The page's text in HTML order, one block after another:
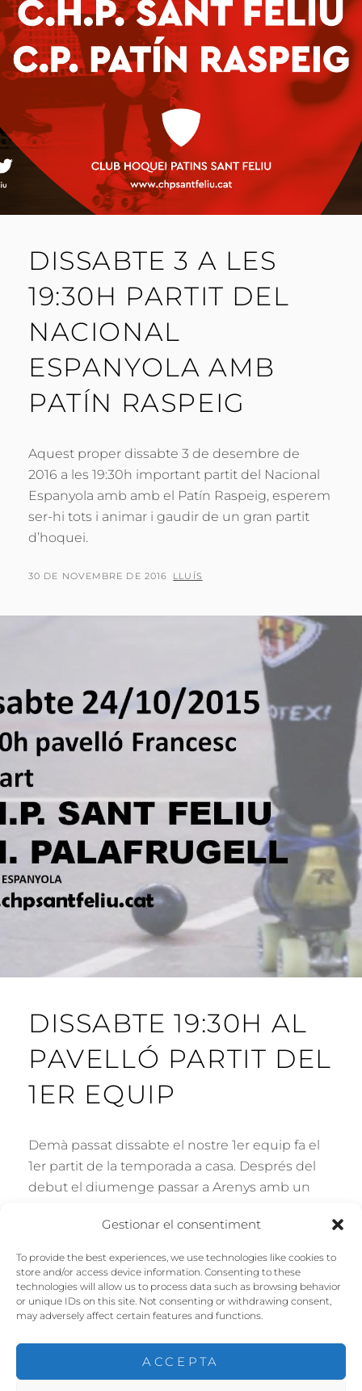
Gestionar el consentiment
To provide the best experiences, we use technologies like cookies to
store and/or access device information. Consenting to these
technologies will allow us to process data such as browsing behavior
or unique IDs on this site. Not consenting or withdrawing consent,
may adversely affect certain features and functions.
ACCEPTA
DISSABTE 3 A LES
19:30H PARTIT DEL
NACIONAL
ESPANYOLA AMB
PATÍN RASPEIG
Aquest proper dissabte 3 de desembre de
2016 a les 19:30h important partit del Nacional
Espanyola amb amb el Patín Raspeig, esperem
ser-hi tots i animar i gaudir de un gran partit
d’hoquei.
POSTED
30 DE NOVEMBRE DE 2016 BY
LLUÍS
DISSABTE 19:30H AL
PAVELLÓ PARTIT DEL
1ER EQUIP
Demà passat dissabte el nostre 1er equip fa el
1er partit de la temporada a casa. Després del
debut el diumenge passar a Arenys amb un
Palafrugell, un dels equips nous a la categoria.
Així doncs a les 19:30 …
CONTINUE READINGDISSABTE
19:30H
AL
DEL
1ER
POSTED
ON
22 D'OCTUBRE DE 2015 BY
LLUÍS